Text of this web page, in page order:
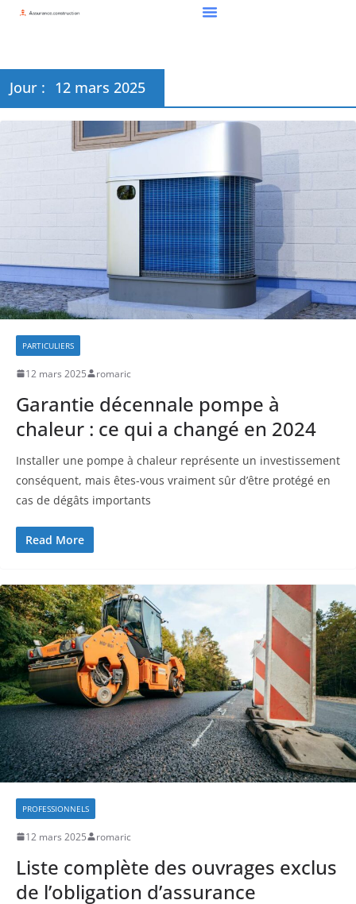
Jour : 12 mars 2025
PARTICULIERS
12 mars 2025 romaric
Garantie décennale pompe à
chaleur : ce qui a changé en 2024
Installer une pompe à chaleur représente un investissement
conséquent, mais êtes-vous vraiment sûr d’être protégé en
cas de dégâts importants
Read More
PROFESSIONNELS
12 mars 2025 romaric
Liste complète des ouvrages exclus
de l’obligation d’assurance